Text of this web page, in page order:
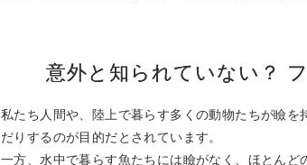
意外と知られていない？
私たち人間や、陸上で暮らす多くの動物たちが瞼
だりするのが目的だとされています。
一方、水中で暮らす魚たちには瞼がなく、ほとんど